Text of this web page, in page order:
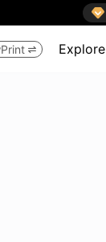

 Explore